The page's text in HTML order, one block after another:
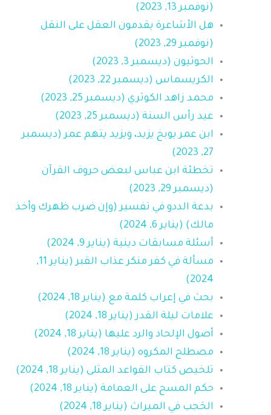
(نوفمبر 13, 2023)
هل الأشاعرة يقدمون العقل على النقل
(نوفمبر 29, 2023)
الحوثيون (ديسمبر 3, 2023)
الكريسماس (ديسمبر 22, 2023)
محمد زاهد الكوثري (ديسمبر 25, 2023)
عيد رأس السنة (ديسمبر 25, 2023)
ابن عمر يوبخ يزيد، ويزيد يتهم عمر (ديسمبر
27, 2023)
تخطئة ابن عباس لبعض حروف القرآن
(ديسمبر 29, 2023)
بدعة الددو في تفسير (وإن ضرب ظهرك وأخذ
مالك) (يناير 6, 2024)
أسئلة مسابقات دينية (يناير 9, 2024)
مسألة في كفر منكر عذاب القبر (يناير 11,
2024)
بحث في إعراب كلمة مع (يناير 18, 2024)
علامات ليلة القدر (يناير 18, 2024)
أصول الإلحاد والرد عليها (يناير 18, 2024)
مصطلح المكروه (يناير 18, 2024)
تلخيص كتاب القواعد المثلى (يناير 18, 2024)
حكم المسح على العمامة (يناير 18, 2024)
الحَجب في الميراث (يناير 18, 2024)